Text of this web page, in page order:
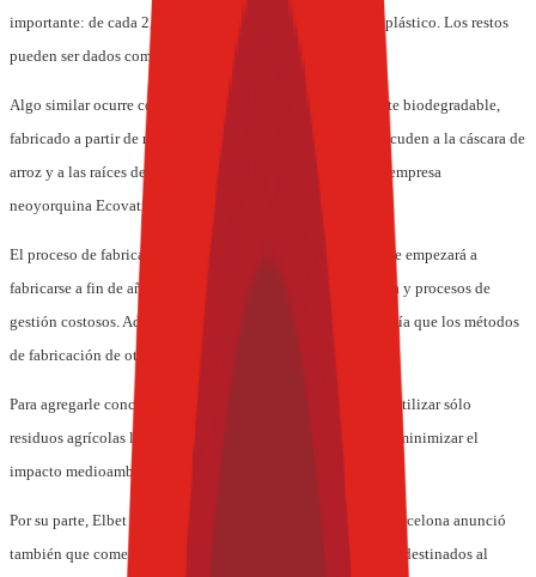
importante: de cada 2,5 kilos de maíz se obtiene 1 kilo de plástico. Los restos
pueden ser dados como alimento a los animales.
Algo similar ocurre con el material para embalaje totalmente biodegradable,
fabricado a partir de residuos agrícolas que, además maíz, acuden a la cáscara de
arroz y a las raíces de champiñón. Esto lo lleva adelante la empresa
neoyorquina Ecovative.
El proceso de fabricación de este plástico –que se estima que empezará a
fabricarse a fin de año- no precisa disolventes, ni maquinaria y procesos de
gestión costosos. Además, consume la décima parte de energía que los métodos
de fabricación de otros materiales plásticos.
Para agregarle conciencia ecológica, esta empresa proyecta utilizar sólo
residuos agrícolas locales como materia prima, con el fin de minimizar el
impacto medioambiental de su transporte.
Por su parte, Elbet Servicios Comerciales, una empresa de Barcelona anunció
también que comercializará bandejas, film y otros materiales destinados al